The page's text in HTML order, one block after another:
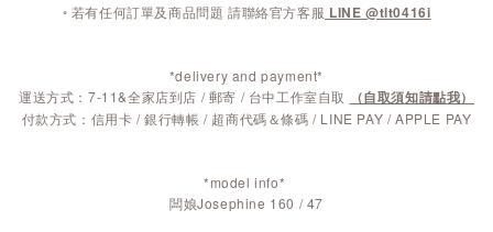
◦ 若有任何訂單及商品問題 請聯絡官方客服 LINE @tlt0416i
*delivery and payment*
運送方式：7-11&全家店到店 / 郵寄 / 台中工作室自取
（自取須知請點我）
付款方式：信用卡 / 銀行轉帳 / 超商代碼＆條碼 / LINE PAY / APPLE PAY
*model info*
闆娘Josephine 160 / 47